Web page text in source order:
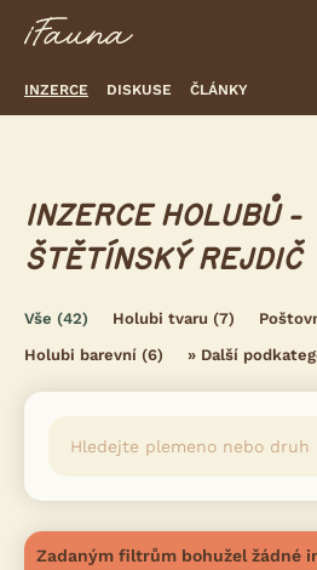
INZERCE DISKUSE ČLÁNKY
INZERCE HOLUBŮ -
ŠTĚTÍNSKÝ REJDIČ
Vše (42) Holubi tvaru (7)
Holubi barevní (6) » Další
Zadaným filtrům bohužel žádné